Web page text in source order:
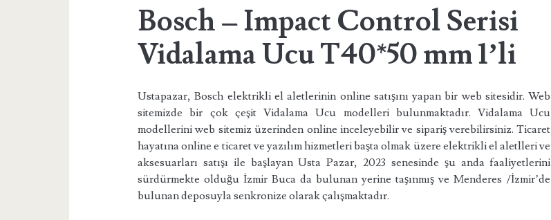
Bosch – Impact Control Serisi
Vidalama Ucu T40*50 mm 1’li
Ustapazar, Bosch elektrikli el aletlerinin online satışını yapan bir web sitesidir. Web
sitemizde bir çok çeşit Vidalama Ucu modelleri bulunmaktadır. Vidalama Ucu
modellerini web sitemiz üzerinden online inceleyebilir ve sipariş verebilirsiniz. Ticaret
hayatına online e ticaret ve yazılım hizmetleri başta olmak üzere elektrikli el aletlleri ve
aksesuarları satışı ile başlayan Usta Pazar, 2023 senesinde şu anda faaliyetlerini
sürdürmekte olduğu İzmir Buca da bulunan yerine taşınmış ve Menderes /İzmir’de
bulunan deposuyla senkronize olarak çalışmaktadır.